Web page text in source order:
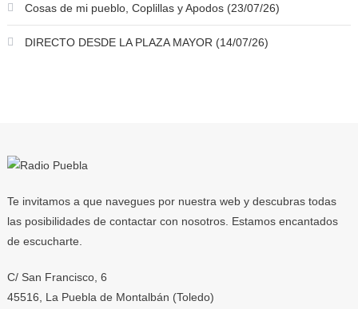
Cosas de mi pueblo, Coplillas y Apodos (23/07/26)
DIRECTO DESDE LA PLAZA MAYOR (14/07/26)
Te invitamos a que navegues por nuestra web y descubras todas
las posibilidades de contactar con nosotros. Estamos encantados
de escucharte.
C/ San Francisco, 6
45516, La Puebla de Montalbán (Toledo)